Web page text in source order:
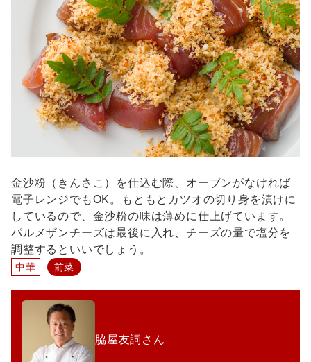
金沙粉（きんさこ）を仕込む際、オーブンがなければ
電子レンジでもOK。もともとカツオの切り身を漬けに
しているので、金沙粉の味は薄めに仕上げています。
パルメザンチーズは最後に入れ、チーズの量で塩分を
調整するといいでしょう。
中華 前菜
脇屋友詞さん